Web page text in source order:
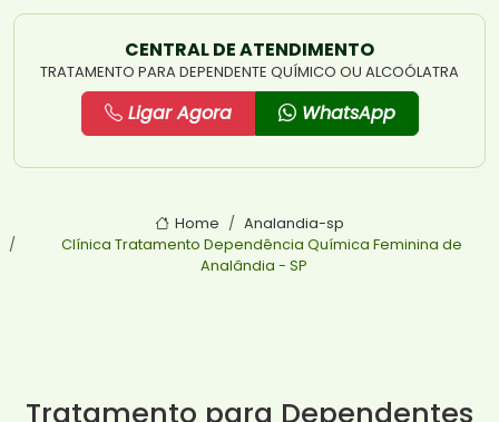
CENTRAL DE ATENDIMENTO
TRATAMENTO PARA DEPENDENTE QUÍMICO OU ALCOÓLATRA
Ligar Agora WhatsApp
Home
Analandia-sp
Clínica Tratamento Dependência Química Feminina de
Analândia - SP
Tratamento para Dependentes